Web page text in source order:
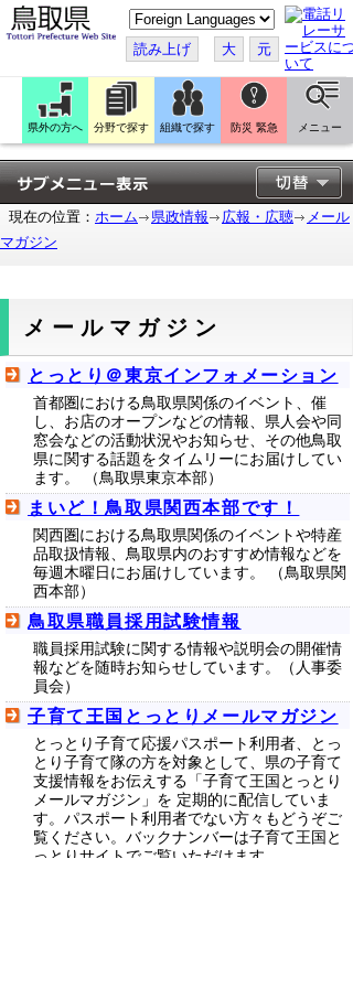
こ
の
ペ
ー
ジ
翻
訳
す
る
読み上げ 大 元
県外の方へ 分野で探す 組織で探す 防災 緊急 メニュー
現在の位置： ホーム 県政情報 広報・広聴
メール
マガジン
メールマガジン
とっとり＠東京インフォメーション
首都圏における鳥取県関係のイベント、催
し、お店のオープンなどの情報、県人会や同
窓会などの活動状況やお知らせ、その他鳥取
県に関する話題をタイムリーにお届けしてい
ます。 （鳥取県東京本部）
まいど！鳥取県関西本部です！
関西圏における鳥取県関係のイベントや特産
品取扱情報、鳥取県内のおすすめ情報などを
毎週木曜日にお届けしています。 （鳥取県関
西本部）
鳥取県職員採用試験情報
職員採用試験に関する情報や説明会の開催情
報などを随時お知らせしています。（人事委
員会）
子育て王国とっとりメールマガジン
とっとり子育て応援パスポート利用者、とっ
とり子育て隊の方を対象として、県の子育て
支援情報をお伝えする「子育て王国とっとり
メールマガジン」を 定期的に配信していま
す。パスポート利用者でない方々もどうぞご
覧ください。バックナンバーは子育て王国と
っとりサイトでご覧いただけます。